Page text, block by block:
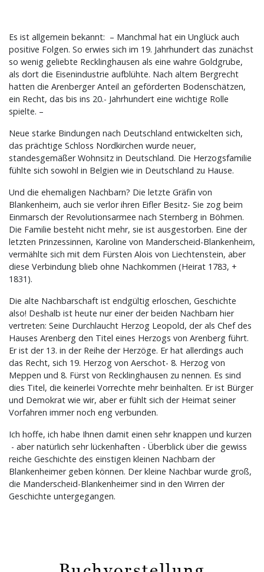
Es ist allgemein bekannt: – Manchmal hat ein Unglück auch
positive Folgen. So erwies sich im 19. Jahrhundert das zunächst
so wenig geliebte Recklinghausen als eine wahre Goldgrube,
als dort die Eisenindustrie aufblühte. Nach altem Bergrecht
hatten die Arenberger Anteil an geförderten Bodenschätzen,
ein Recht, das bis ins 20.- Jahrhundert eine wichtige Rolle
spielte. –
Neue starke Bindungen nach Deutschland entwickelten sich,
das prächtige Schloss Nordkirchen wurde neuer,
standesgemäßer Wohnsitz in Deutschland. Die Herzogsfamilie
fühlte sich sowohl in Belgien wie in Deutschland zu Hause.
Und die ehemaligen Nachbarn? Die letzte Gräfin von
Blankenheim, auch sie verlor ihren Eifler Besitz- Sie zog beim
Einmarsch der Revolutionsarmee nach Sternberg in Böhmen.
Die Familie besteht nicht mehr, sie ist ausgestorben. Eine der
letzten Prinzessinnen, Karoline von Manderscheid-Blankenheim,
vermählte sich mit dem Fürsten Alois von Liechtenstein, aber
diese Verbindung blieb ohne Nachkommen (Heirat 1783, +
1831).
Die alte Nachbarschaft ist endgültig erloschen, Geschichte
also! Deshalb ist heute nur einer der beiden Nachbarn hier
vertreten: Seine Durchlaucht Herzog Leopold, der als Chef des
Hauses Arenberg den Titel eines Herzogs von Arenberg führt.
Er ist der 13. in der Reihe der Herzöge. Er hat allerdings auch
das Recht, sich 19. Herzog von Aerschot- 8. Herzog von
Meppen und 8. Fürst von Recklinghausen zu nennen. Es sind
dies Titel, die keinerlei Vorrechte mehr beinhalten. Er ist Bürger
und Demokrat wie wir, aber er fühlt sich der Heimat seiner
Vorfahren immer noch eng verbunden.
Ich hoffe, ich habe Ihnen damit einen sehr knappen und kurzen
- aber natürlich sehr lückenhaften - Überblick über die gewiss
reiche Geschichte des einstigen kleinen Nachbarn der
Blankenheimer geben können. Der kleine Nachbar wurde groß,
die Manderscheid-Blankenheimer sind in den Wirren der
Geschichte untergegangen.